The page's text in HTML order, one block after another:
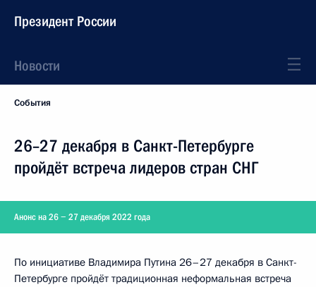
Президент России
Новости
События
26–27 декабря в Санкт-Петербурге
пройдёт встреча лидеров стран СНГ
Анонс на 26 − 27 декабря 2022 года
По инициативе Владимира Путина 26–27 декабря в Санкт-
Петербурге пройдёт традиционная неформальная встреча